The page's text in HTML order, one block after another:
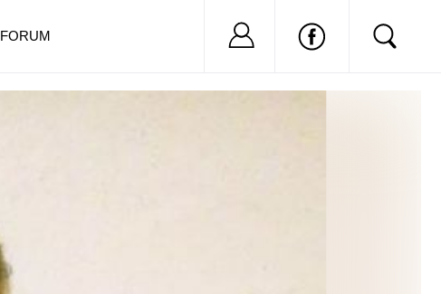
FORUM Nu ai cont?